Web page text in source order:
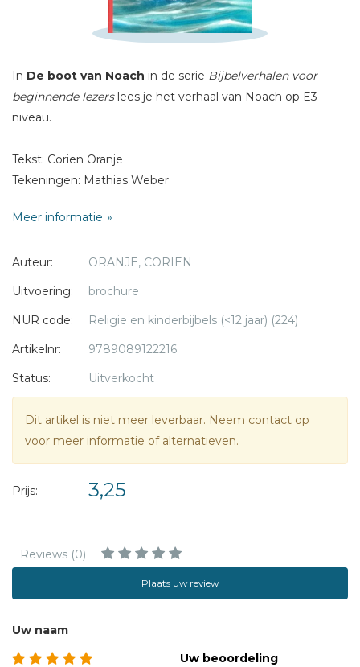
In De boot van Noach in de serie Bijbelverhalen voor
beginnende lezerslees je het verhaal van Noach op E3-
niveau.
Tekst: Corien Oranje
Tekeningen: Mathias Weber
Meer informatie
Auteur:
ORANJE, CORIEN
Uitvoering:
brochure
NUR code:
Religie en kinderbijbels (<12 jaar) (224)
Artikelnr:
9789089122216
Status:
Uitverkocht
Dit artikel is niet meer leverbaar. Neem contact op
voor meer informatie of alternatieven.
Prijs: 3,25
Reviews (0)
Plaats uw review
Bericht *
* = verplicht
Uw naam
Uw beoordeling